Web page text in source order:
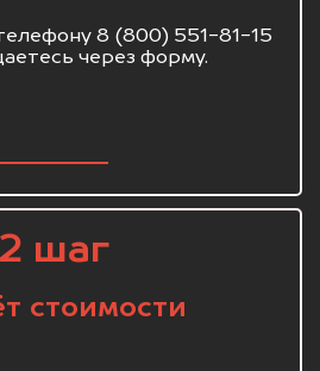
8 (800) 551-81-15
через форму.
2 шаг
стоимости